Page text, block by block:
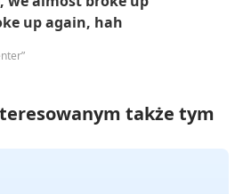
up again, hah
także tym